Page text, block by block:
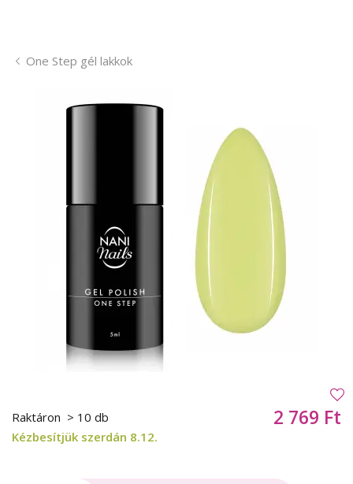
One Step gél lakkok
Raktáron > 10 db
Kézbesítjük szerdán 8.12.
2 769 Ft